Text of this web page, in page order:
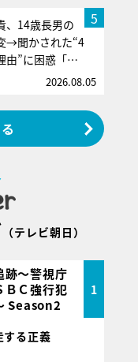
5
、14歳長男の
→聞かされた“4
由”に困惑「…
2026.08.05
（テレビ朝日）
跡～警視庁
ＢＣ強行犯
Season2
1
る正義